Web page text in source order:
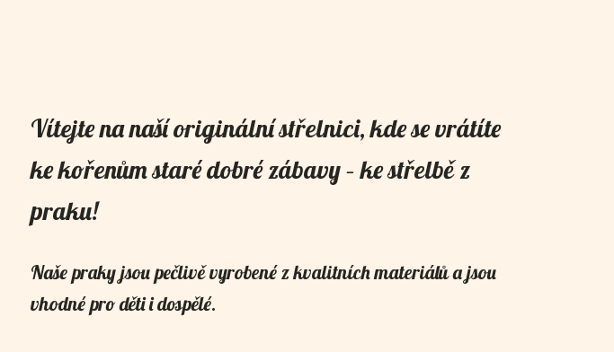
Vítejte na naší originální střelnici, kde se vrátíte
ke kořenům staré dobré zábavy – ke střelbě z
praku!
Naše praky jsou pečlivě vyrobené z kvalitních materiálů a jsou
vhodné pro děti i dospělé.